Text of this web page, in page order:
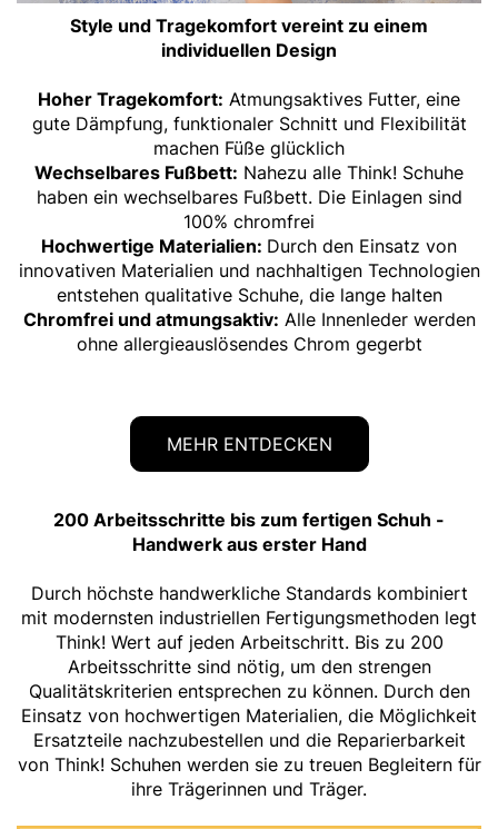
Style und Tragekomfort vereint zu einem
individuellen Design
Hoher Tragekomfort: Atmungsaktives Futter, eine
gute Dämpfung, funktionaler Schnitt und Flexibilität
machen Füße glücklich
Wechselbares Fußbett: Nahezu alle Think! Schuhe
haben ein wechselbares Fußbett. Die Einlagen sind
100% chromfrei
Hochwertige Materialien: Durch den Einsatz von
innovativen Materialien und nachhaltigen Technologien
entstehen qualitative Schuhe, die lange halten
Chromfrei und atmungsaktiv: ​​​​​​​ Alle Innenleder werden
ohne allergieauslösendes Chrom gegerbt
MEHR ENTDECKEN
200 Arbeitsschritte bis zum fertigen Schuh -
Handwerk aus erster Hand
Durch höchste handwerkliche Standards kombiniert
mit modernsten industriellen Fertigungsmethoden legt
Think! Wert auf jeden Arbeitschritt. Bis zu 200
Arbeitsschritte sind nötig, um den strengen
Qualitätskriterien entsprechen zu können. Durch den
Einsatz von hochwertigen Materialien, die Möglichkeit
Ersatzteile nachzubestellen und die Reparierbarkeit
von Think! Schuhen werden sie zu treuen Begleitern für
ihre Trägerinnen und Träger.